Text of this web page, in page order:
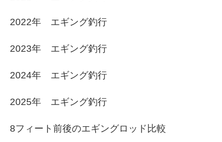
2022年 エギング釣行
2023年 エギング釣行
2024年 エギング釣行
2025年 エギング釣行
8フィート前後のエギングロッド比較